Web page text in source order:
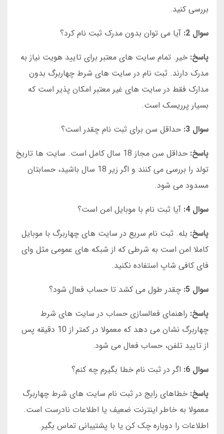
بررسی کنید.
سوال 2:
آیا می توان بدون مدرک ثبت نام کرد؟
پاسخ: خیر. تمام سایت های معتبر برای تایید هویت نیاز به
مدرک دارند. ثبت نام در سایت های شرط چهاربرگ بدون
مدارک فقط در سایت های غیر معتبر امکان پذیر است که
بسیار پرریسک است.
سوال 3:
حداقل سن برای ثبت نام چقدر است؟
پاسخ:
حداقل سن مجاز 18 سال کامل است. سایت ها تاریخ
تولد را بررسی می کنند و اگر زیر 18 سال باشید، حسابتان
مسدود می شود.
سوال 4:
آیا ثبت نام با موبایل امن است؟
پاسخ: بله. ثبت نام سریع در سایت های چهاربرگ با موبایل
کاملا امن است به شرطی که از شبکه های عمومی مثل وای
فای کافی شاپ استفاده نکنید.
سوال 5:
چقدر طول می کشد تا حساب فعال شود؟
پاسخ: راهنمای فعالسازی حساب در سایت های شرط
چهاربرگ نشان می دهد که معمولا در کمتر از 10 دقیقه پس
از تایید تلفن، حساب فعال می شود.
سوال 6:
اگر در ثبت نام خطا بگیرم چه کنم؟
پاسخ: خطاهای رایج در ثبت نام سایت های شرط چهاربرگ
معمولا به خاطر اینترنت ضعیف یا اطلاعات نادرست است.
اطلاعات را دوباره چک کن یا با پشتیبانی تماس بگیر.